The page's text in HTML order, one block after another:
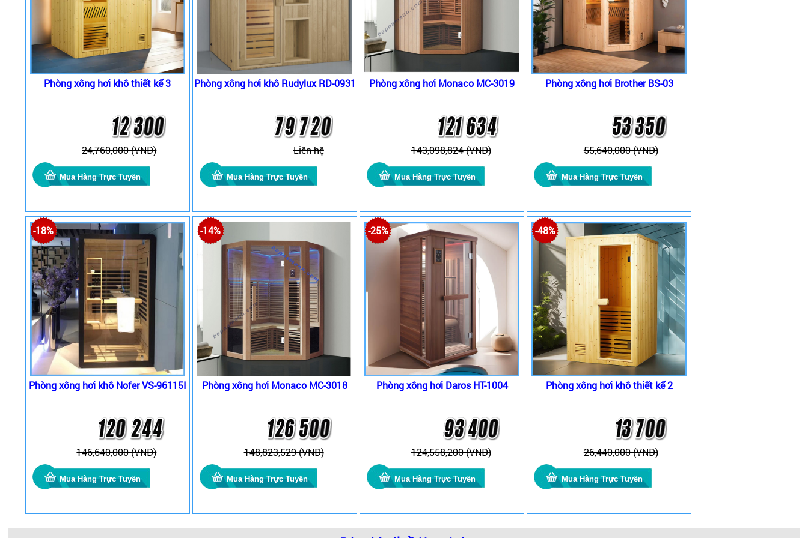
Phòng xông hơi khô thiết kế 3
24,760,000 (VNĐ)
Phòng xông hơi khô Rudylux RD-0931
Liên hệ
Phòng xông hơi Monaco MC-3019
143,098,824 (VNĐ)
Phòng xông hơi Brother BS-03
55,640,000 (VNĐ)
-18%
Phòng xông hơi khô Nofer VS-96115I
146,640,000 (VNĐ)
-14%
Phòng xông hơi Monaco MC-3018
148,823,529 (VNĐ)
-25%
Phòng xông hơi Daros HT-1004
124,558,200 (VNĐ)
-48%
Phòng xông hơi khô thiết kế 2
26,440,000 (VNĐ)